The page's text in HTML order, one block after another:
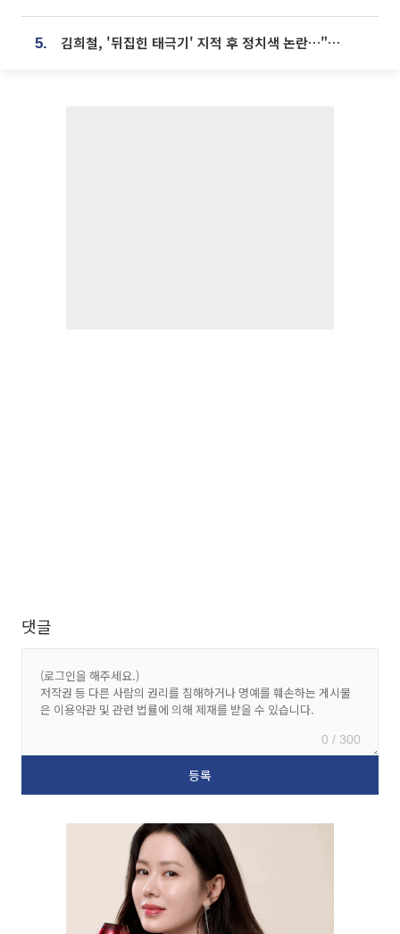
5. 김희철, '뒤집힌 태극기' 지적 후 정치색 논란…"좌우 떠나 우리나라 국기"
댓글
0 / 300